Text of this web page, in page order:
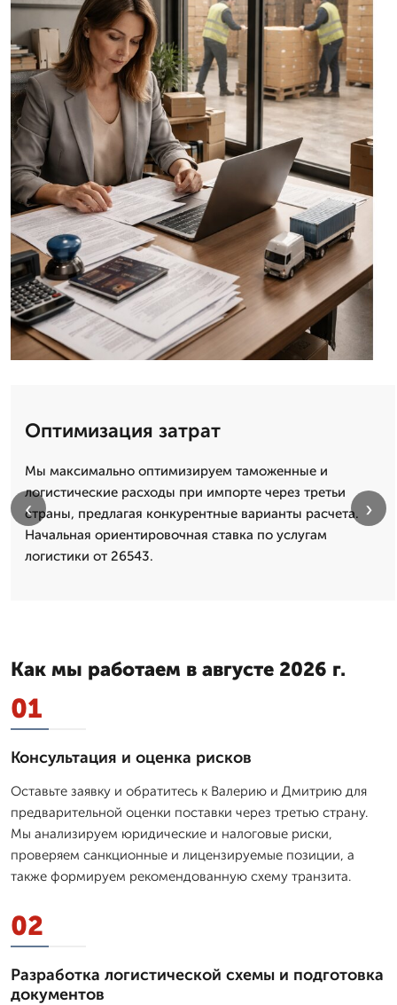
Оптимизация затрат
Мы максимально оптимизируем таможенные и
логистические расходы при импорте через третьи
страны, предлагая конкурентные варианты расчета.
Начальная ориентировочная ставка по услугам
логистики от 26543.
‹ ›
Как мы работаем в августе 2026 г.
01
Консультация и оценка рисков
Оставьте заявку и обратитесь к Валерию и Дмитрию для
предварительной оценки поставки через третью страну.
Мы анализируем юридические и налоговые риски,
проверяем санкционные и лицензируемые позиции, а
также формируем рекомендованную схему транзита.
02
Разработка логистической схемы и подготовка
документов